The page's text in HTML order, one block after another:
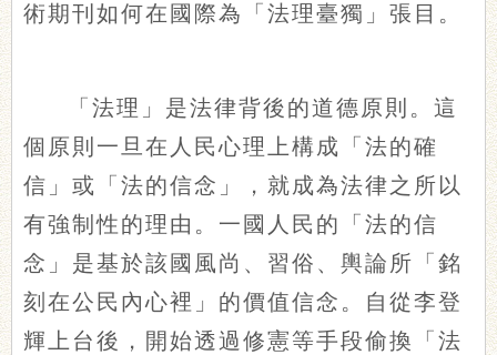
術期刊如何在國際為「法理臺獨」張目。
「法理」是法律背後的道德原則。這
個原則一旦在人民心理上構成「法的確
信」或「法的信念」，就成為法律之所以
有強制性的理由。一國人民的「法的信
念」是基於該國風尚、習俗、輿論所「銘
刻在公民內心裡」的價值信念。自從李登
輝上台後，開始透過修憲等手段偷換「法